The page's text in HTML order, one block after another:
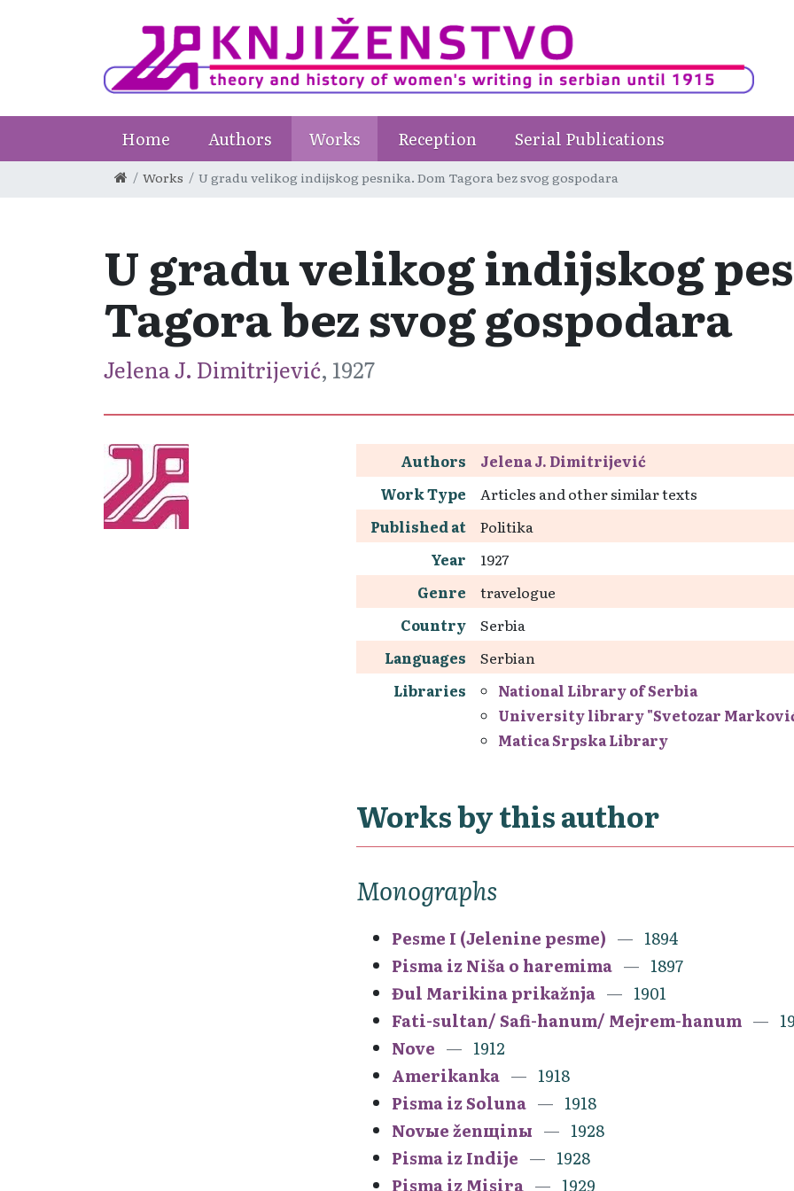
Home Authors Works Reception Serial Publications
Works U gradu velikog indijskog pesnika. Dom Tagora bez svog gospodara
U gradu velikog indijskog
Tagora bez svog gospodara
Jelena J. Dimitrijević, 1927
Authors
Jelena J. Dimitrijević
Work Type
Articles and other similar texts
Published at
Politika
Year
1927
Genre
travelogue
Country
Serbia
Languages
Serbian
Libraries
National Library of Serbia
University library "Svetozar
Matica Srpska Library
Works by this author
Monographs
Pesme I (Jelenine pesme)
1894
Pisma iz Niša o haremima
1897
Đul Marikina prikažnja
1901
Fati-sultan/ Safi-hanum/ Mejrem-hanum
Nove
1912
Amerikanka
1918
Pisma iz Soluna
1918
Novыe ženщinы
1928
Pisma iz Indije
1928
Pisma iz Misira
1929